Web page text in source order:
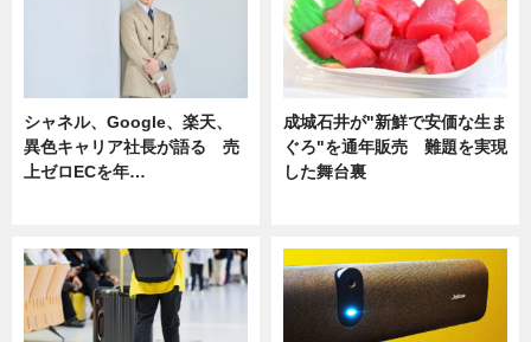
シャネル、Google、楽天、
異色キャリア社長が語る 売
上ゼロECを年…
成城石井が"新鮮で安価な生ま
ぐろ"を通年販売 難題を実現
した舞台裏